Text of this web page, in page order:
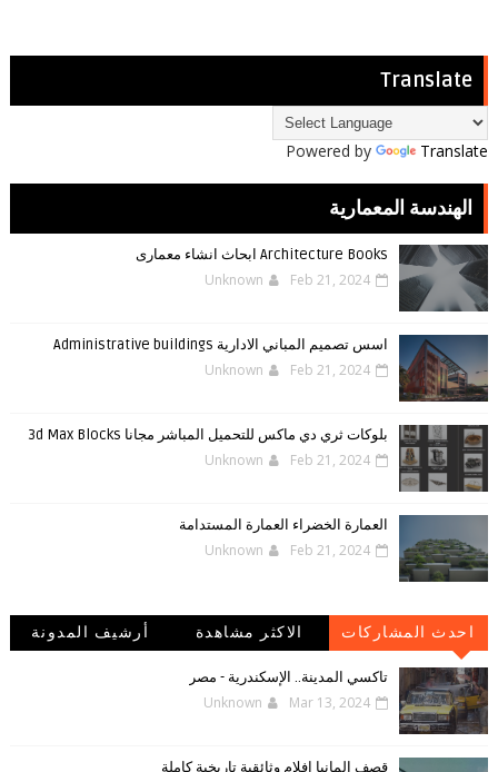
Translate
Powered by Translate
الهندسة المعمارية
Architecture Books ابحاث انشاء معمارى
Unknown Feb 21, 2024
اسس تصميم المباني الادارية Administrative buildings
Unknown Feb 21, 2024
بلوكات ثري دي ماكس للتحميل المباشر مجانا 3d Max Blocks
Unknown Feb 21, 2024
العمارة الخضراء العمارة المستدامة
Unknown Feb 21, 2024
احدث المشاركات الاكثر مشاهدة
أرشيف المدونة
تاكسي المدينة.. الإسكندرية - مصر
Unknown Mar 13, 2024
قصف المانيا افلام وثائقية تاريخية كاملة